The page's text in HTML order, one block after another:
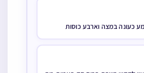
כעונה במצה וארבע כוסות